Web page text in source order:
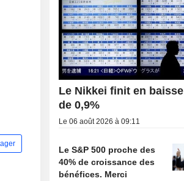
Le Nikkei finit en baisse
de 0,9%
Le 06 août 2026 à 09:11
Le S&P 500 proche des
40% de croissance des
bénéfices. Merci